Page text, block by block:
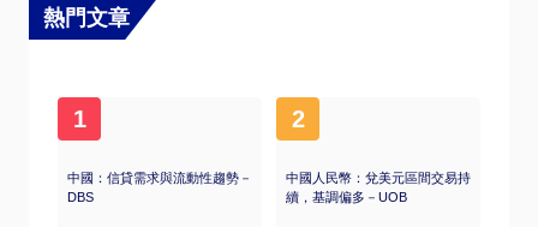
熱門文章
1
中國：信貸需求與流動性趨勢－
DBS
2
中國人民幣：兌美元區間交易持
續，基調偏多－UOB